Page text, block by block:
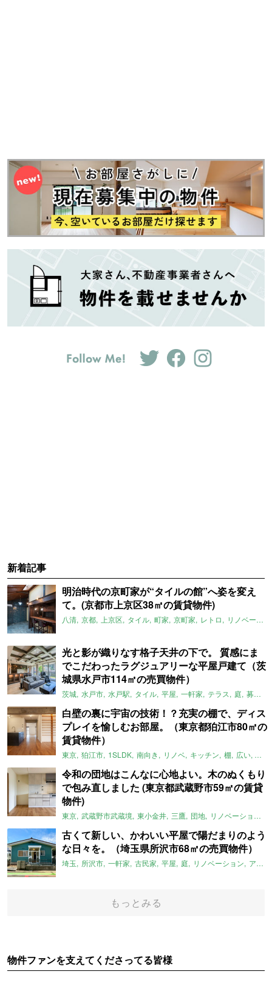
新着記事
明治時代の京町家が“タイルの館”へ姿を変え
て。(京都市上京区38㎡の賃貸物件)
八清 京都 上京区 タイル 町家 京町家 レトロ リノベーション
光と影が織りなす格子天井の下で。 質感にま
でこだわったラグジュアリーな平屋戸建て（茨
城県水戸市114㎡の売買物件）
茨城 水戸市 水戸駅 タイル 平屋 一軒家 テラス 庭 募集中
白壁の裏に宇宙の技術！？充実の棚で、ディス
プレイを愉しむお部屋。（東京都狛江市80㎡の
賃貸物件）
東京 狛江市 1SLDK 南向き リノベ キッチン 棚 広い ガイ
令和の団地はこんなに心地よい。木のぬくもり
で包み直しました (東京都武蔵野市59㎡の賃貸
物件)
東京 武蔵野市武蔵境 東小金井 三鷹 団地 リノベーション
古くて新しい、かわいい平屋で陽だまりのよう
な日々を。（埼玉県所沢市68㎡の売買物件）
埼玉 所沢市 一軒家 古民家 平屋 庭 リノベーション アメリカンハウス
もっとみる
物件ファンを支えてくださってる皆様